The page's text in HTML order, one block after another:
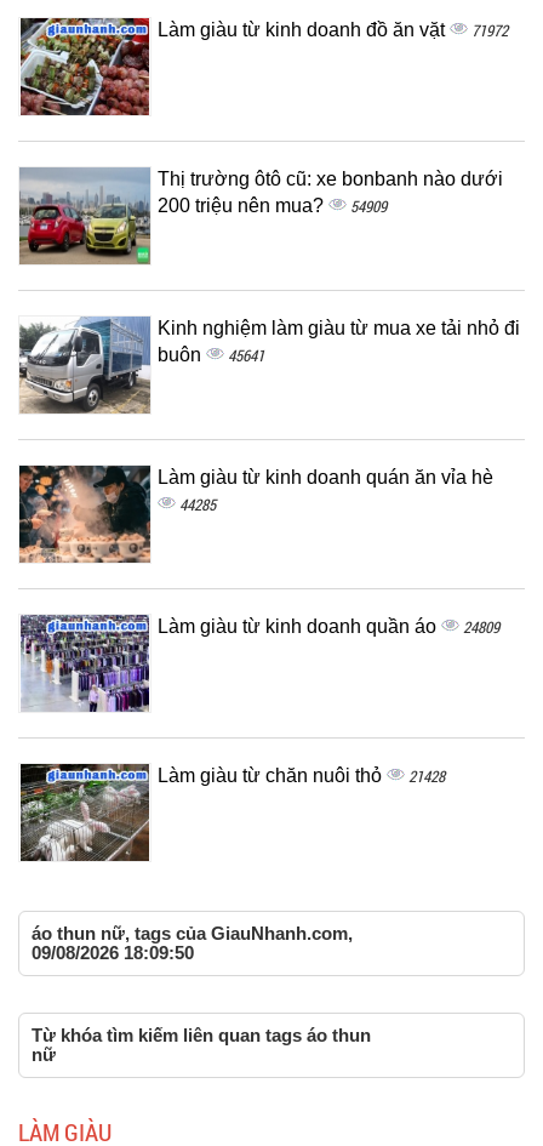
Làm giàu từ kinh doanh đồ ăn vặt 71972
Thị trường ôtô cũ: xe bonbanh nào dưới
200 triệu nên mua?
54909
Kinh nghiệm làm giàu từ mua xe tải nhỏ đi
buôn
45641
Làm giàu từ kinh doanh quán ăn vỉa hè
44285
Làm giàu từ kinh doanh quần áo 24809
Làm giàu từ chăn nuôi thỏ 21428
áo thun nữ, tags của GiauNhanh.com,
09/08/2026 18:09:50
Từ khóa tìm kiếm liên quan tags áo thun
nữ
LÀM GIÀU